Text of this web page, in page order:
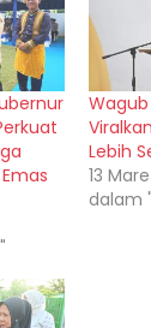
Lebih
13
dalam